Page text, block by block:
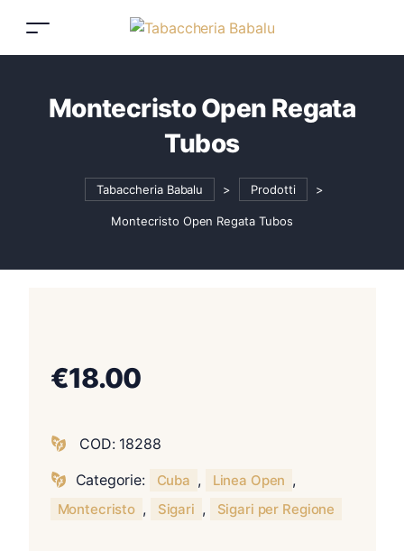
Montecristo Open Regata
Tubos
Tabaccheria Babalu > Prodotti >
Montecristo Open Regata Tubos
€18.00
COD: 18288
Categorie:
Cuba , Linea Open ,
Montecristo , Sigari , Sigari per Regione